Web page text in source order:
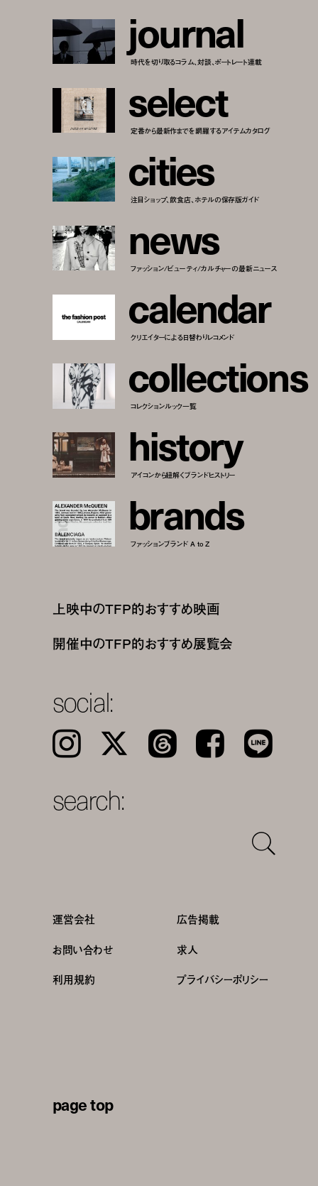
journal
時代を切り取るコラム、対談、ポートレート連載
select
定番から最新作までを網羅するアイテムカタログ
cities
注目ショップ、飲食店、ホテルの保存版ガイド
news
ファッション/ビューティ/カルチャーの最新ニュース
calendar
クリエイターによる日替わりレコメンド
collections
コレクションルック一覧
history
アイコンから紐解くブランドヒストリー
brands
ファッションブランド A to Z
上映中のTFP的おすすめ映画
開催中のTFP的おすすめ展覧会
social:
Instagram 𝕏 Threads Facebook LINE
search:
運営会社
広告掲載
お問い合わせ
求人
利用規約 プライバシーポリシー
page top